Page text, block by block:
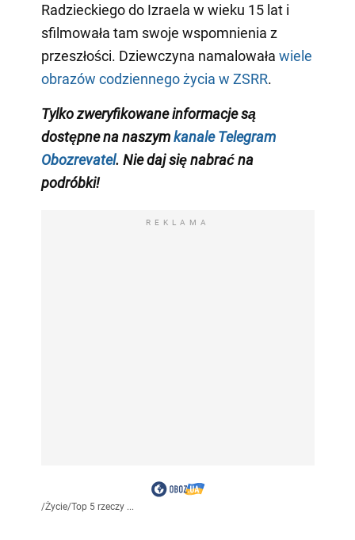
Radzieckiego do Izraela w wieku 15 lat i
sfilmowała tam swoje wspomnienia z
przeszłości. Dziewczyna namalowała wiele
obrazów codziennego życia w ZSRR.
Tylko zweryfikowane informacje są
dostępne na naszymkanale Telegram
Obozrevatel. Nie daj się nabrać na
podróbki!
REKLAMA
/Życie/Top 5 rzeczy ...